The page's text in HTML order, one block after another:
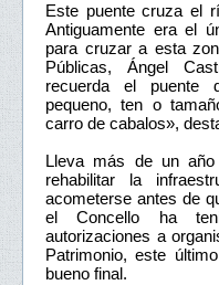
Este puente cruza el
Antiguamente era el
para cruzar a esta
Públicas, Ángel
recuerda el puente
pequeno, ten o
carro de cabalos»,
Lleva más de un
rehabilitar la
acometerse antes de
el Concello ha
autorizaciones a
Patrimonio, este
bueno final.